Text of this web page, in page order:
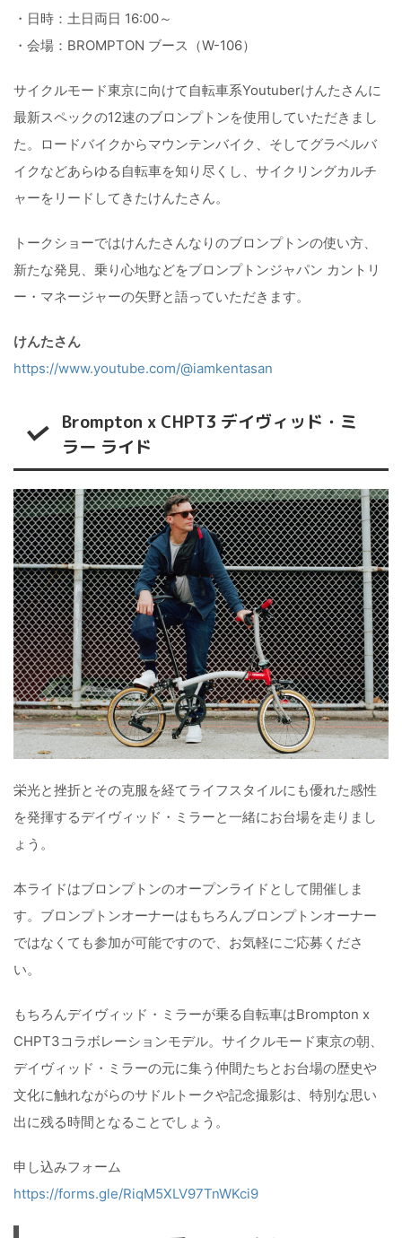
・日時：土日両日 16:00～
・会場：BROMPTON ブース（W-106）
サイクルモード東京に向けて自転車系Youtuberけんたさんに
最新スペックの12速のブロンプトンを使用していただきまし
た。ロードバイクからマウンテンバイク、そしてグラベルバ
イクなどあらゆる自転車を知り尽くし、サイクリングカルチ
ャーをリードしてきたけんたさん。
トークショーではけんたさんなりのブロンプトンの使い方、
新たな発見、乗り心地などをブロンプトンジャパン カントリ
ー・マネージャーの矢野と語っていただきます。
けんたさん
https://www.youtube.com/@iamkentasan
Brompton x CHPT3 デイヴィッド・ミ
ラー ライド
栄光と挫折とその克服を経てライフスタイルにも優れた感性
を発揮するデイヴィッド・ミラーと一緒にお台場を走りまし
ょう。
本ライドはブロンプトンのオープンライドとして開催しま
す。ブロンプトンオーナーはもちろんブロンプトンオーナー
ではなくても参加が可能ですので、お気軽にご応募くださ
い。
もちろんデイヴィッド・ミラーが乗る自転車はBrompton x
CHPT3コラボレーションモデル。サイクルモード東京の朝、
デイヴィッド・ミラーの元に集う仲間たちとお台場の歴史や
文化に触れながらのサドルトークや記念撮影は、特別な思い
出に残る時間となることでしょう。
申し込みフォーム
https://forms.gle/RiqM5XLV97TnWKci9